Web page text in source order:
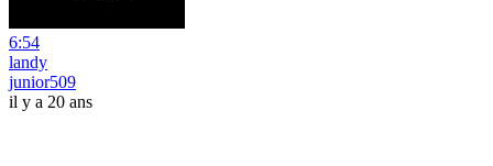
6:54
landy
junior509
il y a 20 ans